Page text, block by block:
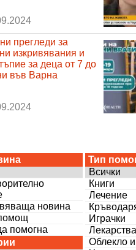
прегледи за
изкривявания и
за деца от 7 до
във Варна
новина
помогна
Тип
Всички
Книги
Лечение
Играчки
Лекарства
Облекло